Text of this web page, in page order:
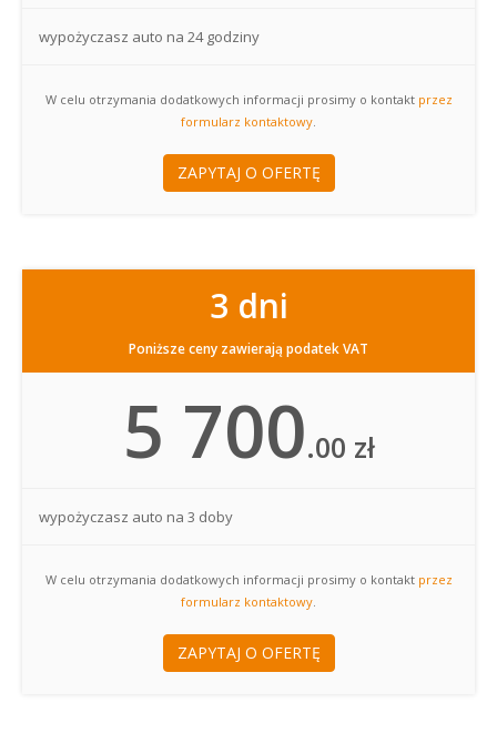
wypożyczasz auto na 24 godziny
W celu otrzymania dodatkowych informacji prosimy o kontakt przez
formularz kontaktowy.
ZAPYTAJ O OFERTĘ
3 dni
Poniższe ceny zawierają podatek VAT
5 700.00 zł
wypożyczasz auto na 3 doby
W celu otrzymania dodatkowych informacji prosimy o kontakt przez
formularz kontaktowy.
ZAPYTAJ O OFERTĘ